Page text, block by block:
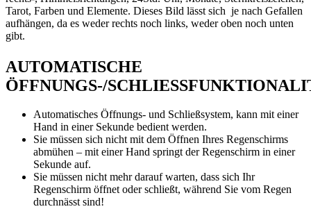
Tarot, Farben und Elemente. Dieses Bild lässt sich je nach Gefallen
aufhängen, da es weder rechts noch links, weder oben noch unten
gibt.
AUTOMATISCHE
ÖFFNUNGS-/
Automatisches Öffnungs- und Schließsystem, kann mit einer
Hand in einer Sekunde bedient werden.
Sie müssen sich nicht mit dem Öffnen Ihres Regenschirms
abmühen – mit einer Hand springt der Regenschirm in einer
Sekunde auf.
Sie müssen nicht mehr darauf warten, dass sich Ihr
Regenschirm öffnet oder schließt, während Sie vom Regen
durchnässt sind!